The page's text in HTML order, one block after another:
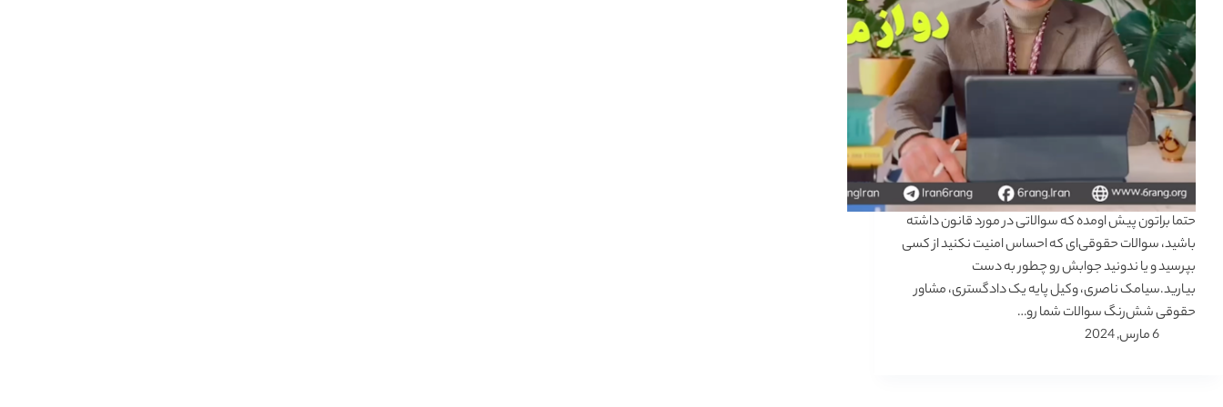
حتما براتون پیش اومده که سوالاتی در مورد قانون داشته
باشید، سوالات حقوقی‌ای که احساس امنیت نکنید از کسی
بپرسید و یا ندونید جوابش رو چطور به دست
بیارید.سیامک ناصری، وکیل پایه یک دادگستری، مشاور
حقوقی شش‌رنگ سوالات شما رو…
6 مارس, 2024